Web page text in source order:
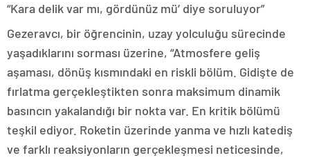
“Kara delik var mı, gördünüz mü’ diye soruluyor”
Gezeravcı, bir öğrencinin, uzay yolculuğu sürecinde
yaşadıklarını sorması üzerine, “Atmosfere geliş
aşaması, dönüş kısmındaki en riskli bölüm. Gidişte de
fırlatma gerçekleştikten sonra maksimum dinamik
basıncın yakalandığı bir nokta var. En kritik bölümü
teşkil ediyor. Roketin üzerinde yanma ve hızlı katediş
ve farklı reaksiyonların gerçekleşmesi neticesinde,